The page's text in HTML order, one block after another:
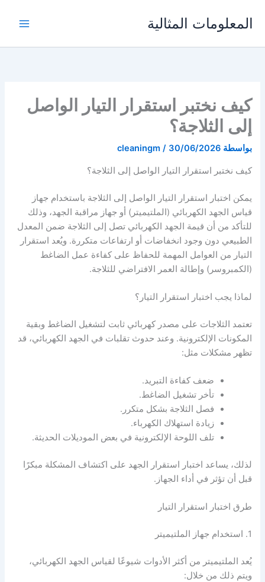
المعلومات المثالية
كيف نختبر استقرار التيار الواصل
إلى الثلاجة؟
بواسطة cleaningm / 30/06/2026
كيف نختبر استقرار التيار الواصل إلى الثلاجة؟
يمكن اختبار استقرار التيار الواصل إلى الثلاجة باستخدام جهاز
قياس الجهد الكهربائي (الملتيميتر) أو جهاز مراقبة الجهد، وذلك
للتأكد من أن قيمة الجهد الكهربائي تصل إلى الثلاجة ضمن المعدل
الطبيعي دون وجود انخفاضات أو ارتفاعات متكررة. ويُعد استقرار
التيار من العوامل المهمة للحفاظ على كفاءة عمل الضاغط
(الكمبروسر) وإطالة العمر الافتراضي للثلاجة.
لماذا يجب اختبار استقرار التيار؟
تعتمد الثلاجات على مصدر كهربائي ثابت لتشغيل الضاغط وبقية
المكونات الإلكترونية. وعند حدوث تقلبات في الجهد الكهربائي، قد
تظهر مشكلات مثل:
ضعف كفاءة التبريد.
تأخر تشغيل الضاغط.
فصل الثلاجة بشكل متكرر.
زيادة استهلاك الكهرباء.
تلف اللوحة الإلكترونية في بعض الموديلات الحديثة.
لذلك، يساعد اختبار استقرار الجهد على اكتشاف المشكلة مبكرًا
قبل أن تؤثر في أداء الجهاز.
طرق اختبار استقرار التيار
1. استخدام جهاز الملتيميتر
يُعد الملتيميتر من أكثر الأدوات شيوعًا لقياس الجهد الكهربائي،
ويتم ذلك من خلال: